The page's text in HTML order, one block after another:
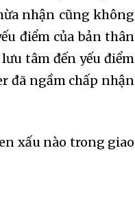
nhận cũng không
điểm của bản thân
tâm đến yếu điểm
đã ngầm chấp nhận
xấu nào trong giao